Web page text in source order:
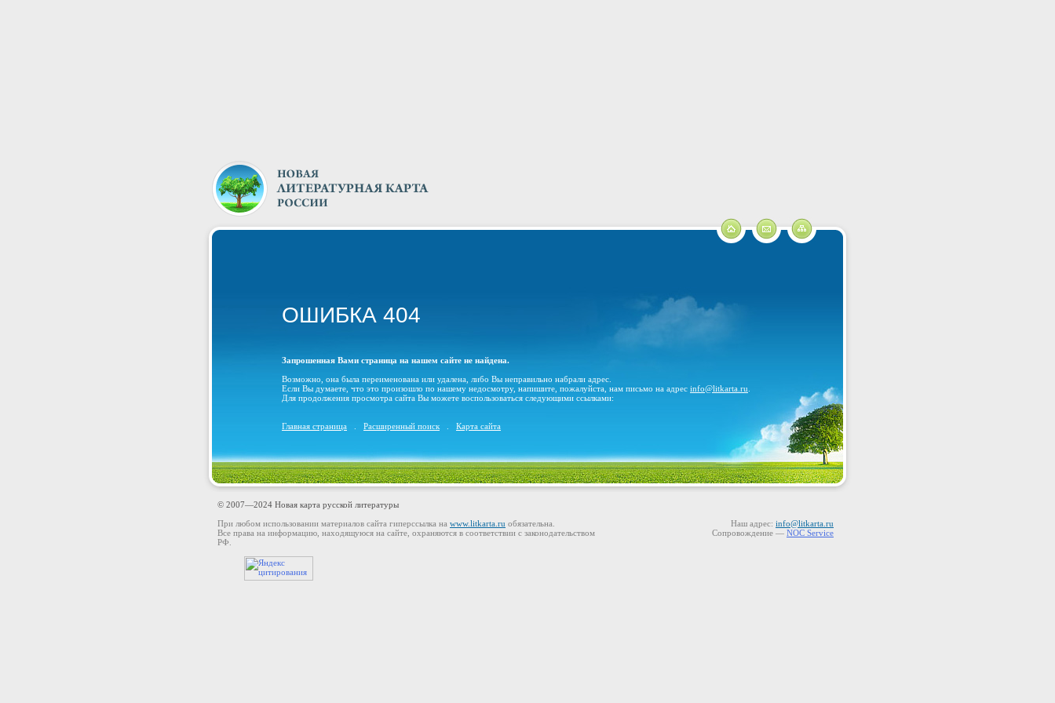
ОШИБКА 404
Запрошенная Вами страница на нашем сайте не найдена.
Возможно, она была переименована или удалена, либо Вы неправильно набрали адрес.
Если Вы думаете, что это произошло по нашему недосмотру, напишите, пожалуйста, нам письмо на адрес info@litkarta.ru
Для продолжения просмотра сайта Вы можете воспользоваться следующими ссылками:
Главная страница Расширенный поиск Карта сайта
© 2007—2024 Новая карта русской литературы
При любом использовании материалов сайта гиперссылка на www.litkarta.ru обязательна.
Все права на информацию, находящуюся на сайте, охраняются в соответствии с законодательством
РФ.
Наш адрес: info@litkarta.ru
Сопровождение — NOC Service